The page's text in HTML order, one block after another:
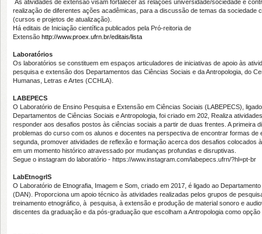
As atividades de extensão visam fortalecer as relações universidade/sociedade e
realização de diferentes ações acadêmicas, para a discussão de temas da sociedade
(cursos e projetos de atualização).
Há editais de Iniciação científica publicados pela Pró-reitoria de
Extensão http://www.proex.ufrn.br/editais/lista
Laboratórios
Os laboratórios se constituem em espaços articuladores de iniciativas de apoio às
pesquisa e extensão dos Departamentos das Ciências Sociais e da Antropologia, do
Humanas, Letras e Artes (CCHLA).
LABEPECS
O Laboratório de Ensino Pesquisa e Extensão em Ciências Sociais (LABEPECS),
Departamentos de Ciências Sociais e Antropologia, foi criado em 202, Realiza
responder aos desafios postos às ciências sociais a partir de duas frentes. A primeira
problemas do curso com os alunos e docentes na perspectiva de encontrar formas de
segunda, promover atividades de reflexão e formação acerca dos desafios colocados
em um momento histórico atravessado por mudanças profundas e disruptivas.
Segue o instagram do laboratório - https://www.instagram.com/labepecs.ufrn/?hl=pt-br
LabEtnogrIS
O Laboratório de Etnografia, Imagem e Som, criado em 2017, é ligado ao Departamento
(DAN). Proporciona um apoio técnico às atividades realizadas pelos grupos de
treinamento etnográfico, à pesquisa, à extensão e produção de material sonoro e
discentes da graduação e da pós-graduação que escolham a Antropologia como opção